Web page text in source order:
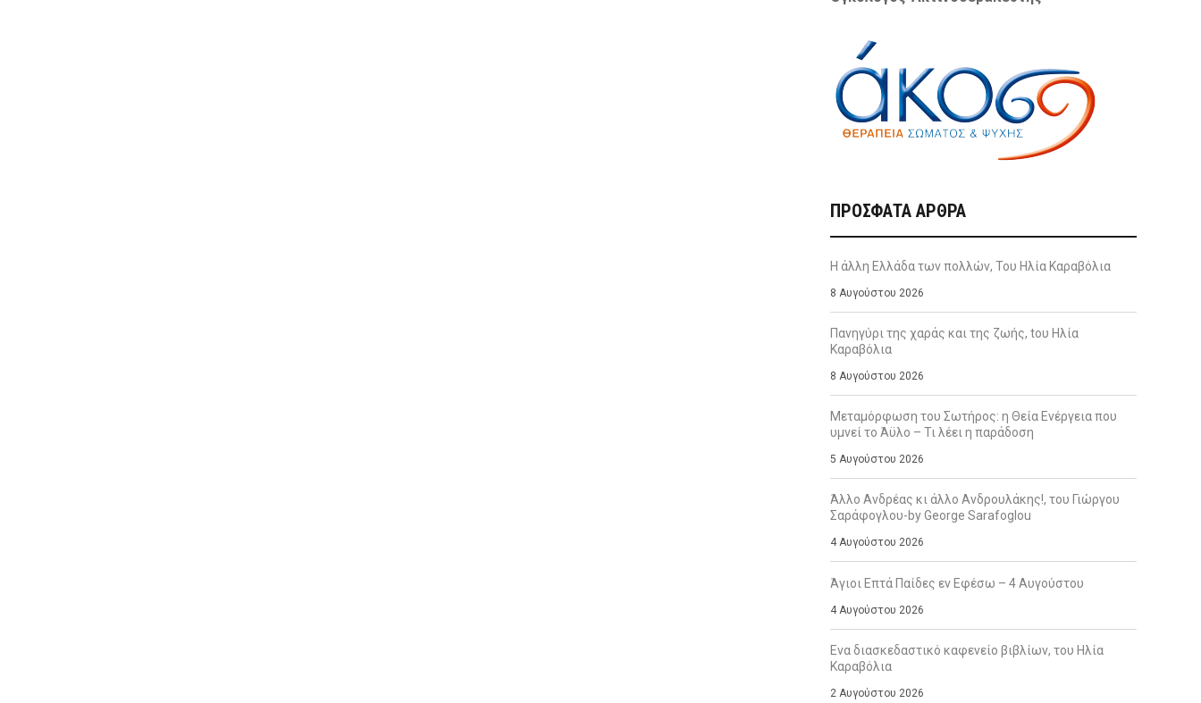
ΠΡΌΣΦΑΤΑ ΆΡΘΡΑ
Η άλλη Ελλάδα των πολλών, Του Ηλία Καραβόλια
8 Αυγούστου 2026
Πανηγύρι της χαράς και της ζωής, tου Ηλία
Καραβόλια
8 Αυγούστου 2026
Μεταμόρφωση του Σωτήρος: η Θεία Ενέργεια που
υμνεί το Άϋλο – Τι λέει η παράδοση
5 Αυγούστου 2026
Άλλο Ανδρέας κι άλλο Ανδρουλάκης!, του Γιώργου
Σαράφογλου-by George Sarafoglou
4 Αυγούστου 2026
Άγιοι Επτά Παίδες εν Εφέσω – 4 Αυγούστου
4 Αυγούστου 2026
Ενα διασκεδαστικό καφενείο βιβλίων, του Ηλία
Καραβόλια
2 Αυγούστου 2026